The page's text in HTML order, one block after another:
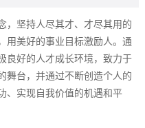
，坚持人尽其才、才尽其用的
用美好的事业目标激励人。通
良好的人才成长环境，致力于
舞台，并通过不断创造个人的
、实现自我价值的机遇和平